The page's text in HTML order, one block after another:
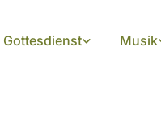
Gottesdienst Musik